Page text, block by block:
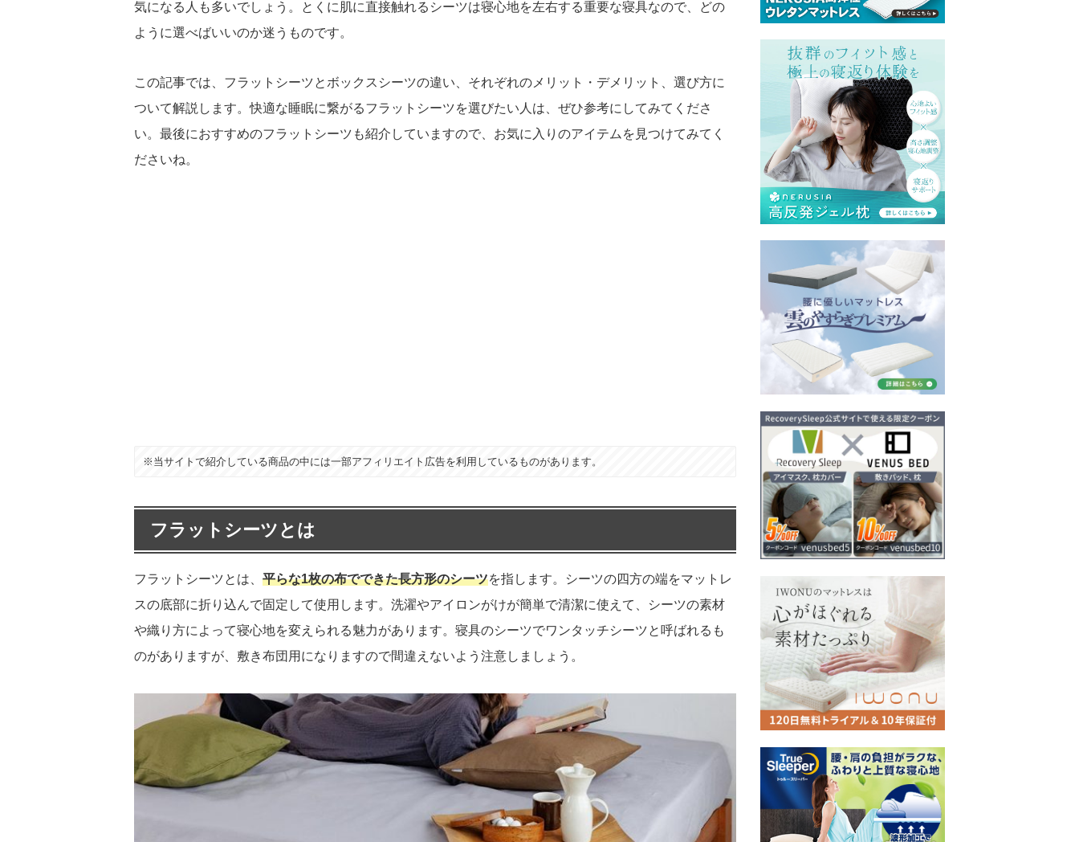
気になる人も多いでしょう。とくに肌に直接触れるシーツは寝心地を左右する重要な寝具なので、どの
ように選べばいいのか迷うものです。
この記事では、フラットシーツとボックスシーツの違い、それぞれのメリット・デメリット、選び方に
ついて解説します。快適な睡眠に繋がるフラットシーツを選びたい人は、ぜひ参考にしてみてくださ
い。最後におすすめのフラットシーツも紹介していますので、お気に入りのアイテムを見つけてみてく
ださいね。
※当サイトで紹介している商品の中には一部アフィリエイト広告を利用しているものがあります。
フラットシーツとは
フラットシーツとは、 平らな1枚の布でできた長方形のシーツを指します。シーツの四方の端をマットレ
スの底部に折り込んで固定して使用します。洗濯やアイロンがけが簡単で清潔に使えて、シーツの素材
や織り方によって寝心地を変えられる魅力があります。寝具のシーツでワンタッチシーツと呼ばれるも
のがありますが、敷き布団用になりますので間違えないよう注意しましょう。